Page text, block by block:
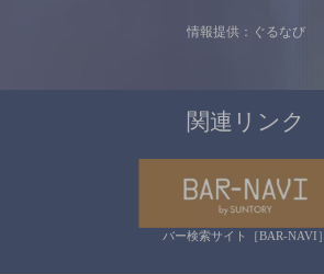
情報提供：ぐるなび
関連リンク
バー検索サイト［BAR-NAVI］